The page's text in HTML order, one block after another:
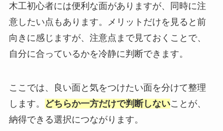
木工初心者には便利な面がありますが、同時に注
意したい点もあります。メリットだけを見ると前
向きに感じますが、注意点まで見ておくことで、
自分に合っているかを冷静に判断できます。
ここでは、良い面と気をつけたい面を分けて整理
します。
どちらか一方だけで判断しないことが、
納得できる選択につながります。